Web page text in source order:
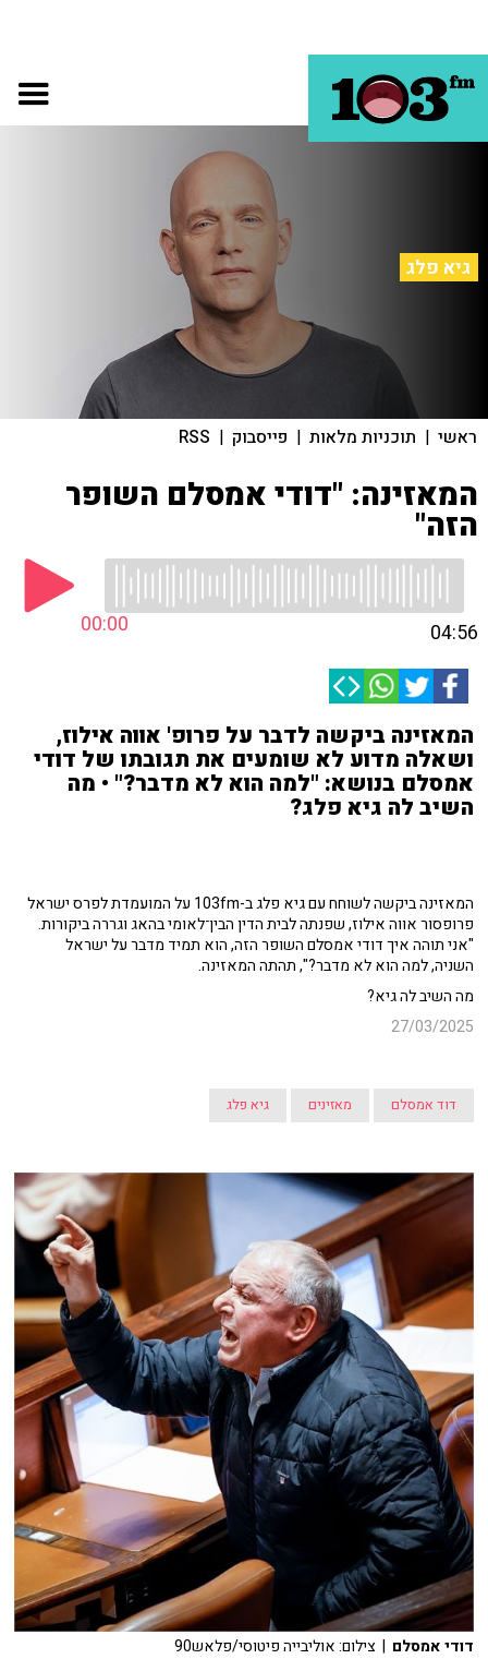
גיא פלג
ראשי | תוכניות מלאות | פייסבוק |
RSS
המאזינה: "דודי אמסלם השופר
הזה"
00:00 04:56
המאזינה ביקשה לדבר על פרופ' אווה אילוז,
ושאלה מדוע לא שומעים את תגובתו של דודי
אמסלם בנושא: "למה הוא לא מדבר?" • מה
השיב לה גיא פלג?
המאזינה ביקשה לשוחח עם גיא פלג ב-103fm על המועמדת לפרס ישראל
פרופסור אווה אילוז, שפנתה לבית הדין הבין־לאומי בהאג וגררה ביקורות.
"אני תוהה איך דודי אמסלם השופר הזה, הוא תמיד מדבר על ישראל
השניה, למה הוא לא מדבר?", תהתה המאזינה.
מה השיב לה גיא?
27/03/2025
דוד אמסלם מאזינים גיא פלג
דודי אמסלם | צילום: אוליבייה פיטוסי/פלאש90